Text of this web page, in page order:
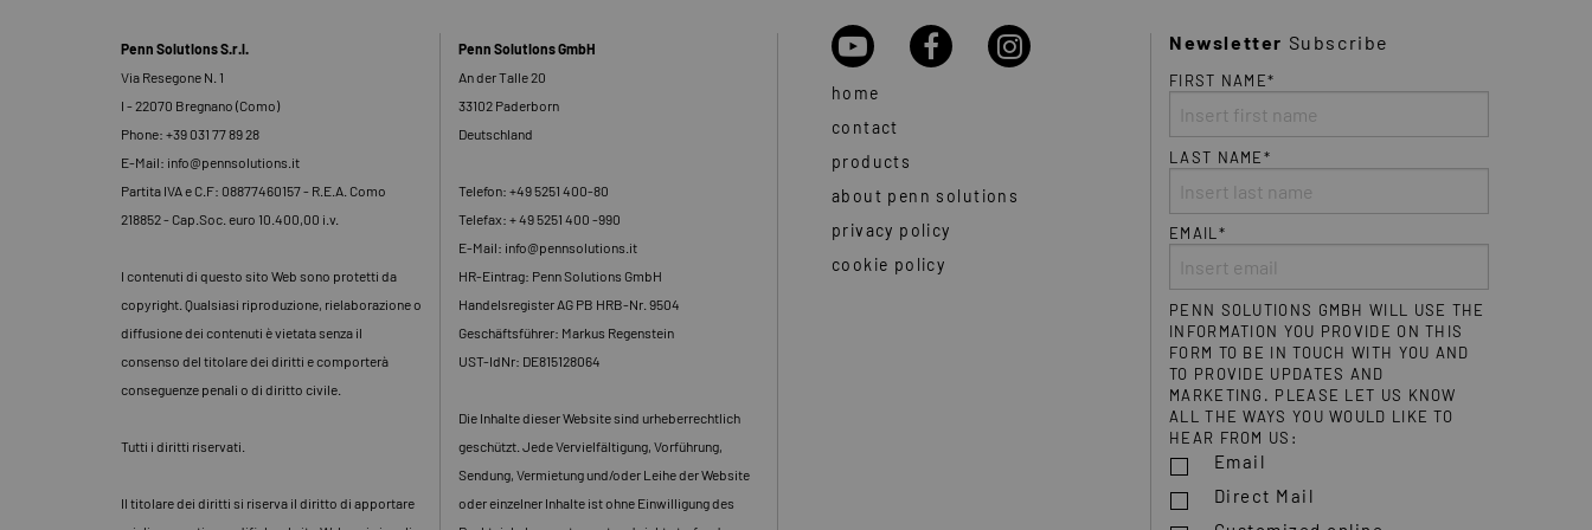
Penn Solutions S.r.l.
Via Resegone N. 1
I - 22070 Bregnano (Como)
Phone: +39 031 77 89 28
E-Mail: info@pennsolutions.it
Partita IVA e C.F: 08877460157 - R.E.A. Como
218852 - Cap.Soc. euro 10.400,00 i.v.
I contenuti di questo sito Web sono protetti da
copyright. Qualsiasi riproduzione, rielaborazione o
diffusione dei contenuti è vietata senza il
consenso del titolare dei diritti e comporterà
conseguenze penali o di diritto civile.
Tutti i diritti riservati.
Il titolare dei diritti si riserva il diritto di apportare
Penn Solutions GmbH
An der Talle 20
33102 Paderborn
Deutschland
Telefon: +49 5251 400-80
Telefax: + 49 5251 400 -990
E-Mail: info@pennsolutions.it
HR-Eintrag: Penn Solutions GmbH
Handelsregister AG PB HRB-Nr. 9504
Geschäftsführer: Markus Regenstein
UST-IdNr: DE815128064
Die Inhalte dieser Website sind urheberrechtlich
geschützt. Jede Vervielfältigung, Vorführung,
Sendung, Vermietung und/oder Leihe der Website
oder einzelner Inhalte ist ohne Einwilligung des
home
contact
products
about penn solutions
privacy policy
cookie policy
Newsletter Subscribe
FIRST NAME*
LAST NAME*
EMAIL*
PENN SOLUTIONS GMBH WILL USE THE
INFORMATION YOU PROVIDE ON THIS
FORM TO BE IN TOUCH WITH YOU AND
TO PROVIDE UPDATES AND
MARKETING. PLEASE LET US KNOW
ALL THE WAYS YOU WOULD LIKE TO
HEAR FROM US:
Email
Direct Mail